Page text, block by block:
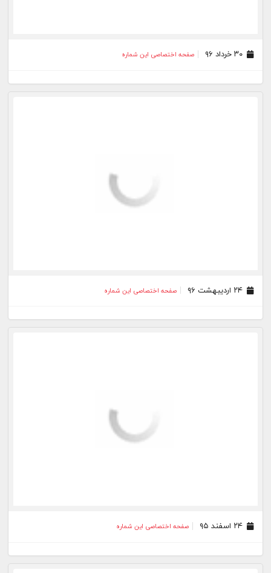
۳۰ خرداد ۹۶ صفحه اختصاصی این شماره
۲۴ اردیبهشت ۹۶ صفحه اختصاصی این شماره
۲۴ اسفند ۹۵ صفحه اختصاصی این شماره